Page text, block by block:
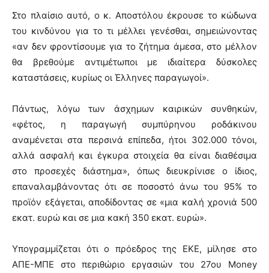
Στο πλαίσιο αυτό, ο κ. Αποστόλου έκρουσε το κώδωνα
του κινδύνου για το τι μέλλει γενέσθαι, σημειώνοντας
«αν δεν φροντίσουμε για το ζήτημα άμεσα, στο μέλλον
θα βρεθούμε αντιμέτωποι με ιδιαίτερα δύσκολες
καταστάσεις, κυρίως οι Έλληνες παραγωγοί».
Πάντως, λόγω των άσχημων καιρικών συνθηκών,
«φέτος, η παραγωγή συμπύρηνου ροδάκινου
αναμένεται στα περσινά επίπεδα, ήτοι 302.000 τόνοι,
αλλά ασφαλή και έγκυρα στοιχεία θα είναι διαθέσιμα
στο προσεχές διάστημα», όπως διευκρίνισε ο ίδιος,
επαναλαμβάνοντας ότι σε ποσοστό άνω του 95% το
προϊόν εξάγεται, αποδίδοντας σε «μια καλή χρονιά 500
εκατ. ευρώ και σε μια κακή 350 εκατ. ευρώ».
Υπογραμμίζεται ότι ο πρόεδρος της ΕΚΕ, μίλησε στο
ΑΠΕ-ΜΠΕ στο περιθώριο εργασιών του 27ου Money